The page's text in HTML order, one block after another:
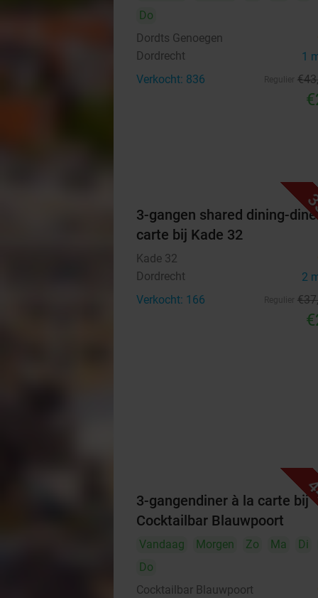
Do
Dordts Genoegen
Dordrecht 1
Verkocht: 836 €43
3-gangen shared dining-diner
carte bij Kade 32
Kade 32
Dordrecht 2
Verkocht: 166 €37
3-gangendiner à la carte bij
Cocktailbar Blauwpoort
Vandaag Morgen Zo Ma Di
Do
Cocktailbar Blauwpoort